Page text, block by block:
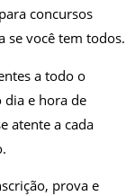
concursos
se você tem todos.
a todo o
dia e hora de
atente a cada
prova e